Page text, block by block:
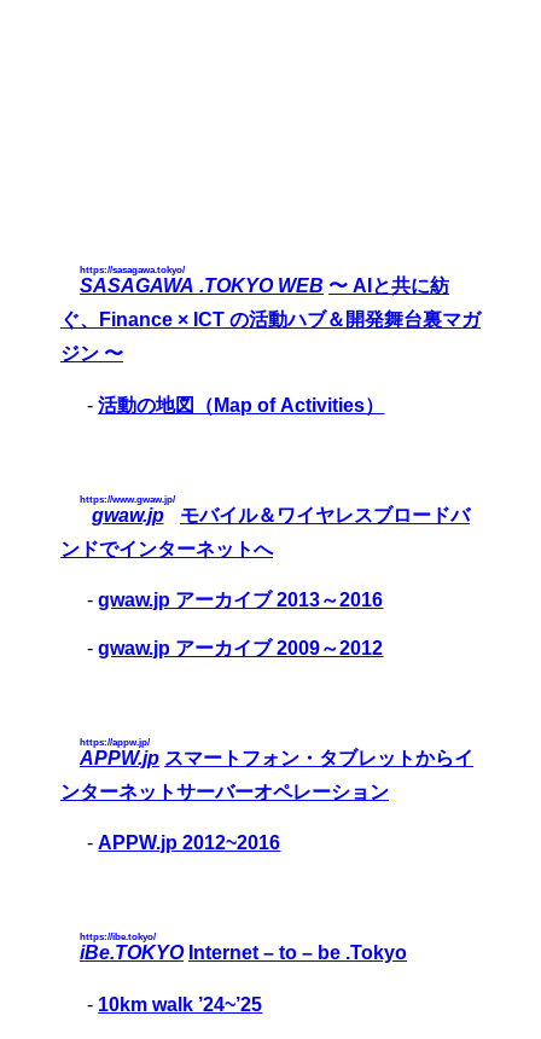
SASAGAWA .TOKYO WEB
https://sasagawa.tokyo/
〜 AIと共に紡
ぐ、Finance × ICT の活動ハブ＆開発舞台裏マガ
ジン 〜
-活動の地図（Map of Activities）
gwaw.jp
https://www.gwaw.jp/
モバイル＆ワイヤレスブロードバ
ンドでインターネットへ
-gwaw.jp アーカイブ 2013～2016
-gwaw.jp アーカイブ 2009～2012
APPW.jp
https://appw.jp/
スマートフォン・タブレットからイ
ンターネットサーバーオペレーション
-APPW.jp 2012~2016
iBe.TOKYO
https://ibe.tokyo/
Internet – to – be .Tokyo
- 10km walk ’24~’25